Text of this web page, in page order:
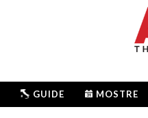
GUIDE MOSTRE